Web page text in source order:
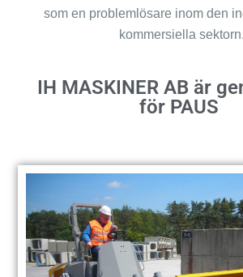
som en problemlösare inom den
kommersiella sektorn.
IH MASKINER AB är
för PAUS